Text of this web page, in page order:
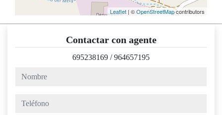
Leaflet | ©OpenStreetMapcontributors
Contactar con agente
695238169 /964657195
nombre
teléfono